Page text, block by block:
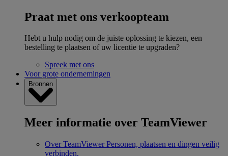
Praat met ons verkoopteam
Hebt u hulp nodig om de juiste oplossing te kiezen, een
bestelling te plaatsen of uw licentie te upgraden?
Spreek met ons
Voor grote ondernemingen
Bronnen
Meer informatie over TeamViewer
Over TeamViewer Personen, plaatsen en dingen veilig
verbinden.